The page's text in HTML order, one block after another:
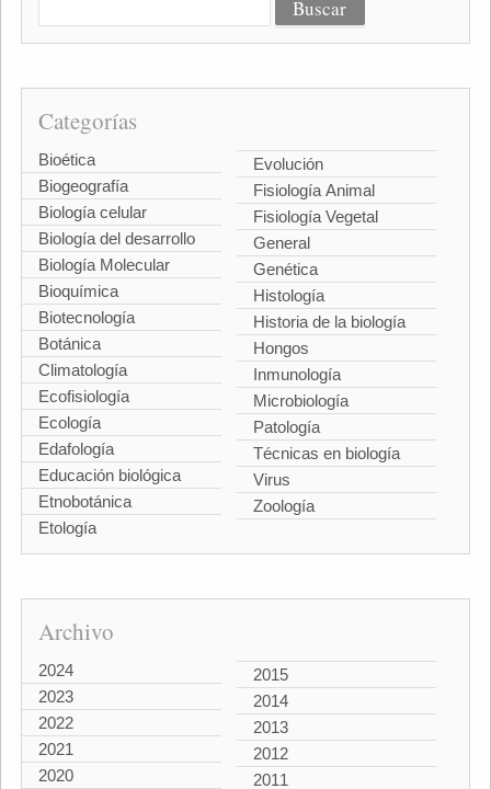
Categorías
Bioética
Biogeografía
Biología celular
Biología del desarrollo
Biología Molecular
Bioquímica
Biotecnología
Botánica
Climatología
Ecofisiología
Ecología
Edafología
Educación biológica
Etnobotánica
Etología
Evolución
Fisiología Animal
Fisiología Vegetal
General
Genética
Histología
Historia de la biología
Hongos
Inmunología
Microbiología
Patología
Técnicas en biología
Virus
Zoología
Archivo
2024
2023
2022
2021
2020
2015
2014
2013
2012
2011